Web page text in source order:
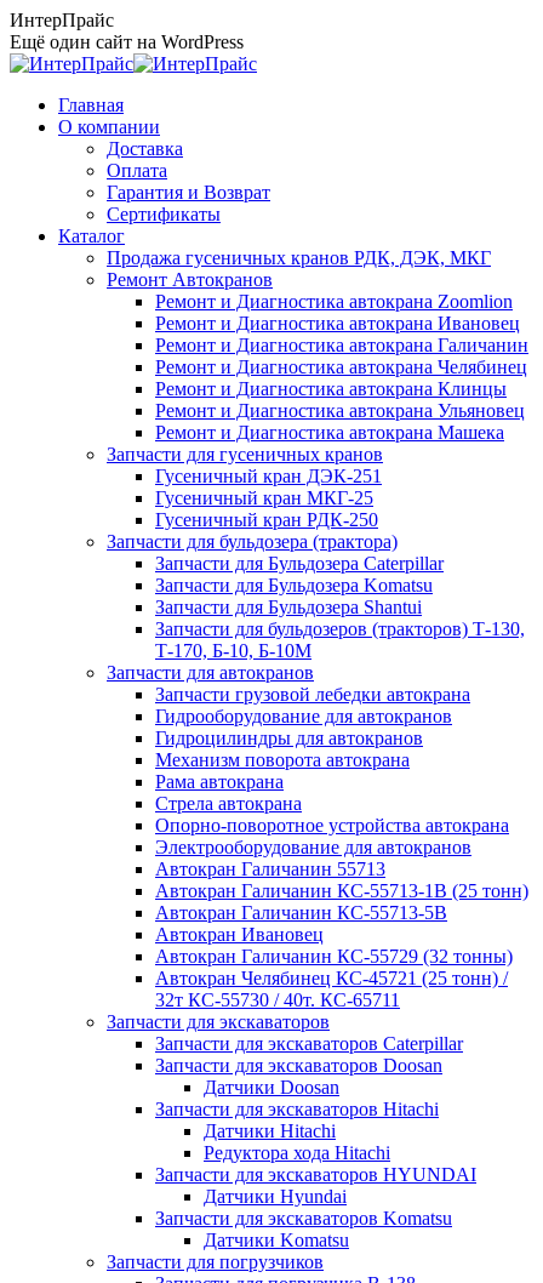
Перейти
к
содержанию
ИнтерПрайс
Ещё один сайт на WordPress
Главная
О компании
Доставка
Оплата
Гарантия и Возврат
Сертификаты
Каталог
Продажа гусеничных кранов РДК, ДЭК, МКГ
Ремонт Автокранов
Ремонт и Диагностика автокрана Zoomlion
Ремонт и Диагностика автокрана Ивановец
Ремонт и Диагностика автокрана Галичанин
Ремонт и Диагностика автокрана Челябинец
Ремонт и Диагностика автокрана Клинцы
Ремонт и Диагностика автокрана Ульяновец
Ремонт и Диагностика автокрана Машека
Запчасти для гусеничных кранов
Гусеничный кран ДЭК-251
Гусеничный кран МКГ-25
Гусеничный кран РДК-250
Запчасти для бульдозера (трактора)
Запчасти для Бульдозера Caterpillar
Запчасти для Бульдозера Komatsu
Запчасти для Бульдозера Shantui
Запчасти для бульдозеров (тракторов) Т-130,
Т-170, Б-10, Б-10М
Запчасти для автокранов
Запчасти грузовой лебедки автокрана
Гидрооборудование для автокранов
Гидроцилиндры для автокранов
Механизм поворота автокрана
Рама автокрана
Стрела автокрана
Опорно-поворотное устройства автокрана
Электрооборудование для автокранов
Автокран Галичанин 55713
Автокран Галичанин КС-55713-1В (25 тонн)
Автокран Галичанин КС-55713-5В
Автокран Ивановец
Автокран Галичанин КС-55729 (32 тонны)
Автокран Челябинец КС-45721 (25 тонн) /
32т КС-55730 / 40т. КС-65711
Запчасти для экскаваторов
Запчасти для экскаваторов Caterpillar
Запчасти для экскаваторов Doosan
Датчики Doosan
Запчасти для экскаваторов Hitachi
Датчики Hitachi
Редуктора хода Hitachi
Запчасти для экскаваторов HYUNDAI
Датчики Hyundai
Запчасти для экскаваторов Komatsu
Датчики Komatsu
Запчасти для погрузчиков